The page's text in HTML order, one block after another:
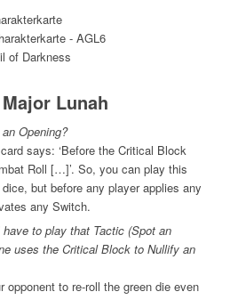
Lunah
Opening?
says: ‘Before the Critical Block
Roll […]’. So, you can play this
but before any player applies any
any Switch.
to play that Tactic (Spot an
uses the Critical Block to Nullify an
opponent to re-roll the green die even